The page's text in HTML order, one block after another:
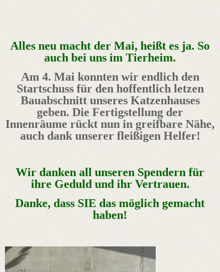
Alles neu macht der Mai, heißt es ja. So
auch bei uns im Tierheim.
Am 4. Mai konnten wir endlich den
Startschuss für den hoffentlich letzen
Bauabschnitt unseres Katzenhauses
geben. Die Fertigstellung der
Innenräume rückt nun in greifbare Nähe,
auch dank unserer fleißigen Helfer!
Wir danken all unseren Spendern für
ihre Geduld und ihr Vertrauen.
Danke, dass SIE das möglich gemacht
haben!